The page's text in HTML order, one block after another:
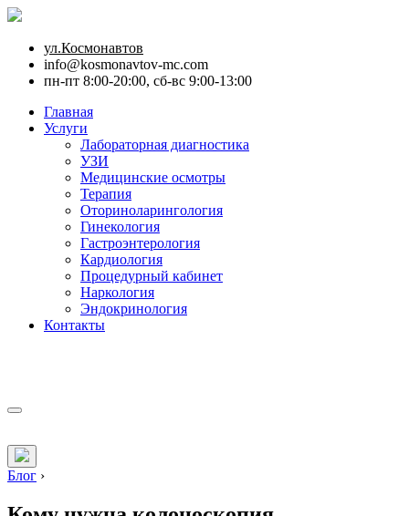
ул.Космонавтов
info@kosmonavtov-mc.com
пн-пт 8:00-20:00, сб-вс 9:00-13:00
Главная
Услуги
Лабораторная диагностика
УЗИ
Медицинские осмотры
Терапия
Оториноларингология
Гинекология
Гастроэнтерология
Кардиология
Процедурный кабинет
Наркология
Эндокринология
Контакты
Блог ›